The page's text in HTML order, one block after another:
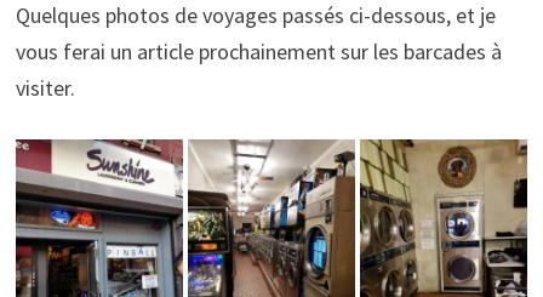
Quelques photos de voyages passés ci-dessous, et je
vous ferai un article prochainement sur les barcades à
visiter.